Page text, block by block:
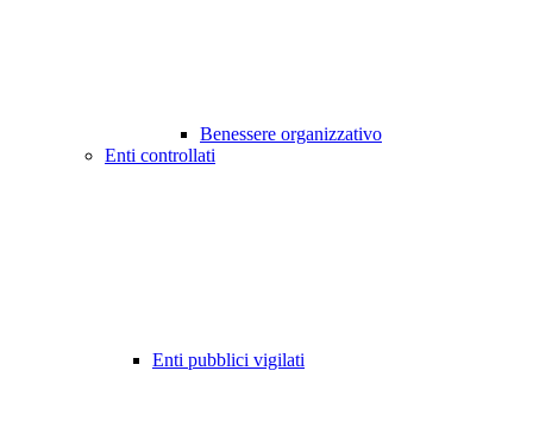
Benessere organizzativo
Enti controllati
Enti pubblici vigilati